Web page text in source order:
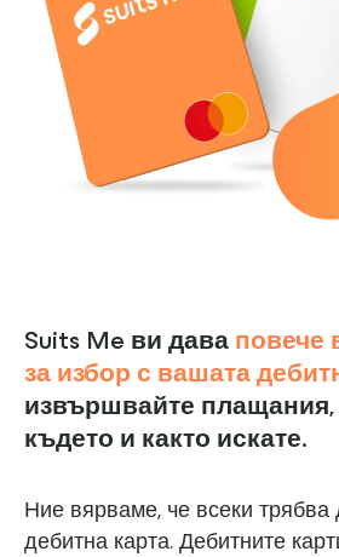
Suits Me ви дава повече
за избор с вашата
извършвайте плащания,
където и както искате.
Ние вярваме, че всеки
дебитна карта. Дебитните